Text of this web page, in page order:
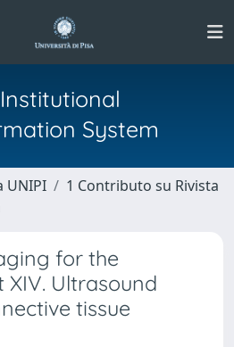
Institutional
System
UNIPI
1 Contributo su Rivista
for the
Ultrasound
tissue